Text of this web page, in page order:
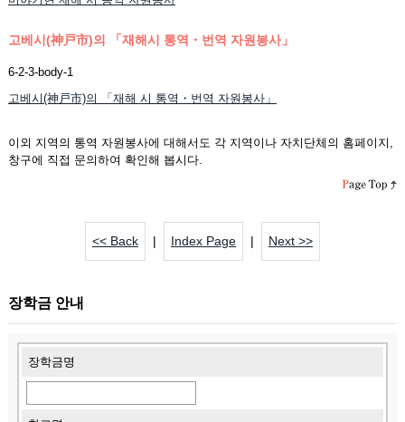
고베시(神戸市)의 「재해시 통역・번역 자원봉사」
6-2-3-body-1
고베시(神戸市)의 「재해 시 통역・번역 자원봉사」
이외 지역의 통역 자원봉사에 대해서도 각 지역이나 자치단체의 홈페이지,
창구에 직접 문의하여 확인해 봅시다.
<< Back | Index Page | Next >>
장학금 안내
장학금명